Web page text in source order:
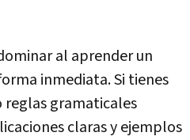
al aprender un
inmediata. Si tienes
reglas gramaticales
claras y ejemplos